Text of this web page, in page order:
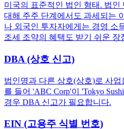
미국의 표준적인 법인 형태. 법인
대해 주주 단계에서도 과세되는
나 외국인 투자자에게는 경영 소
조세 조약의 혜택도 받기 쉬운 장
DBA (상호 신고)
법인명과 다른 상호(상호)로 사업
를 들어 'ABC Corp'이 'Tokyo
경우 DBA 신고가 필요합니다.
EIN (고용주 식별 번호)